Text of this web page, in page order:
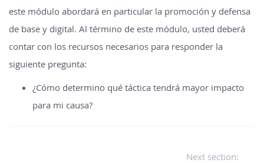
este módulo abordará en particular la promoción y defensa
de base y digital. Al término de este módulo, usted deberá
contar con los recursos necesarios para responder la
siguiente pregunta:
¿Cómo determino qué táctica tendrá mayor impacto
para mi causa?
Next section: